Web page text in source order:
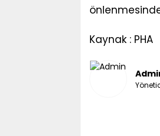
Kaynak : PHA